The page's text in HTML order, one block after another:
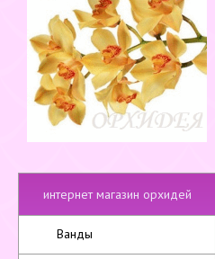
интернет магазин орхидей
Ванды